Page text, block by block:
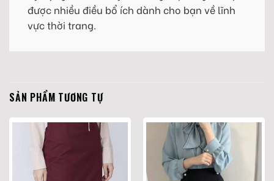
được nhiều điều bổ ích dành cho bạn về lĩnh
vực thời trang.
SẢN PHẨM TƯƠNG TỰ